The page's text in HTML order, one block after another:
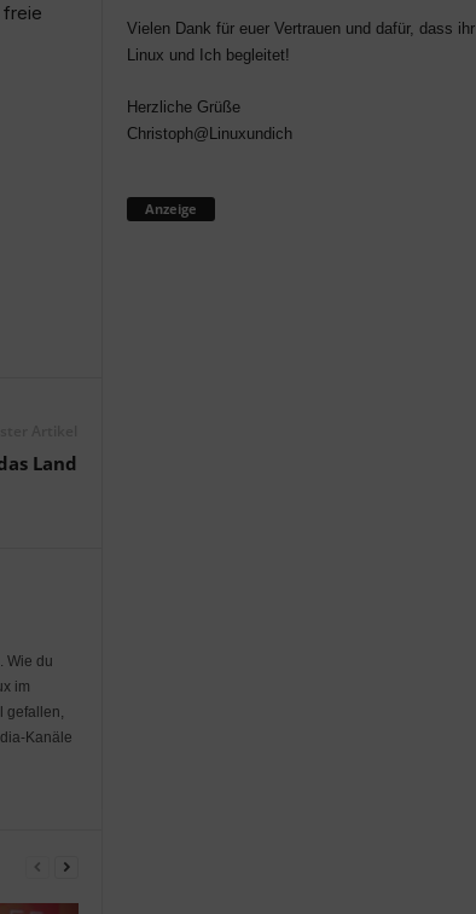
freie
Land
Wie du
im
gefallen,
Kanäle
Vielen Dank für euer Vertrauen und dafür, dass ihr
Linux und Ich begleitet!
Herzliche Grüße
Christoph@Linuxundich
Anzeige